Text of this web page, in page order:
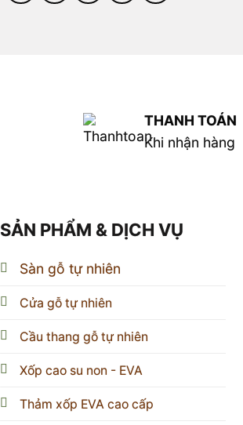
THANH TOÁN
Khi nhận hàng
SẢN PHẨM & DỊCH VỤ
Sàn gỗ tự nhiên
Cửa gỗ tự nhiên
Cầu thang gỗ tự nhiên
Xốp cao su non - EVA
Thảm xốp EVA cao cấp